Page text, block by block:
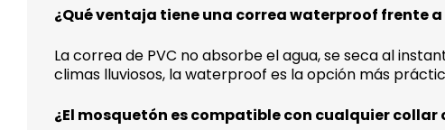
¿Qué ventaja tiene una correa waterproof frente
La correa de PVC no absorbe el agua, se seca al
climas lluviosos, la waterproof es la opción más
¿El mosquetón es compatible con cualquier collar